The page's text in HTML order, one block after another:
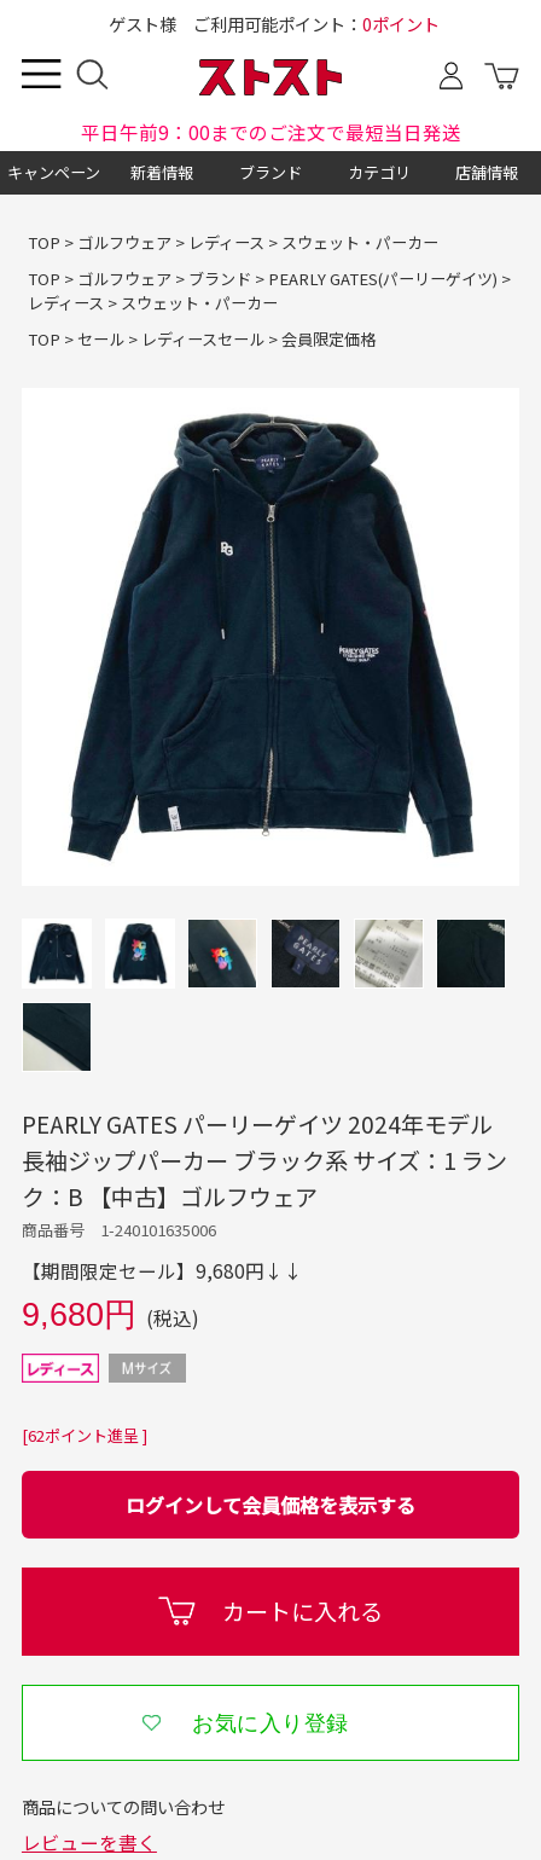
ゲスト様 ご利用可能ポイント： 0ポイント
平日午前9：00までのご注文で最短当日発送
キャンペーン 新着情報 ブランド カテゴリ 店舗情報
TOP > ゴルフウェア > レディース > スウェット・パーカー
TOP > ゴルフウェア > ブランド > PEARLY GATES(パーリーゲイツ) >
レディース > スウェット・パーカー
TOP > セール> レディースセール>会員限定価格
PEARLY GATES パーリーゲイツ 2024年モデル
長袖ジップパーカー ブラック系 サイズ：1 ラン
ク：B 【中古】ゴルフウェア
商品番号 1-240101635006
【期間限定セール】9,680円↓↓
9,680円 (税込)
[62ポイント進呈 ]
ログインして会員価格を表示する
カートに入れる
お気に入り登録